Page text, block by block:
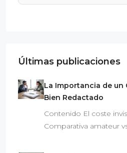
Últimas publicaciones
La Importancia de un
Bien Redactado
Contenido El coste
Comparativa amateur